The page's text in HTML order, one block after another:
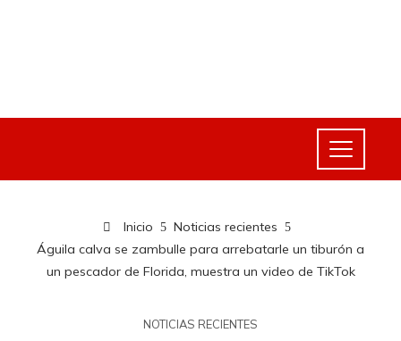
Inicio
Noticias recientes
Águila calva se zambulle para arrebatarle un tiburón a
un pescador de Florida, muestra un video de TikTok
NOTICIAS RECIENTES